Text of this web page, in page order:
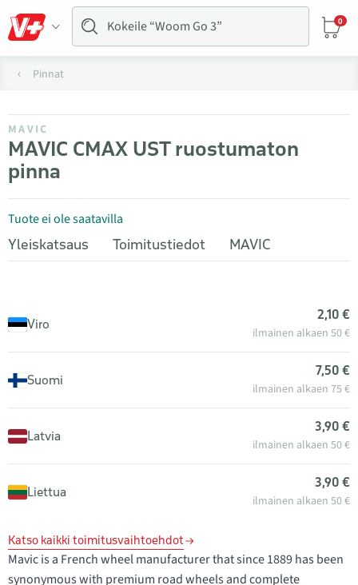
0
Pinnat
MAVIC
MAVIC CMAX UST ruostumaton
pinna
Tuote ei ole saatavilla
Yleiskatsaus
Toimitustiedot MAVIC
Viro
2,10 €
ilmainen alkaen 50 €
Suomi
7,50 €
ilmainen alkaen 75 €
Latvia
3,90 €
ilmainen alkaen 50 €
Liettua
3,90 €
ilmainen alkaen 50 €
Katso kaikki toimitusvaihtoehdot
Mavic is a French wheel manufacturer that since 1889 has been
synonymous with premium road wheels and complete